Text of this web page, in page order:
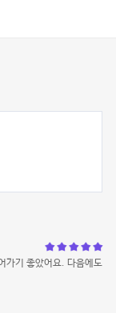
가기 좋았어요. 다음에도